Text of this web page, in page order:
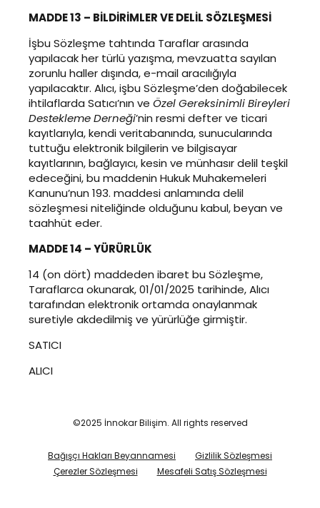
MADDE 13 – BİLDİRİMLER VE DELİL SÖZLEŞMESİ
İşbu Sözleşme tahtında Taraflar arasında
yapılacak her türlü yazışma, mevzuatta sayılan
zorunlu haller dışında, e-mail aracılığıyla
yapılacaktır. Alıcı, işbu Sözleşme’den doğabilecek
ihtilaflarda Satıcı’nın ve Özel Gereksinimli Bireyleri
Destekleme Derneği’nin resmi defter ve ticari
kayıtlarıyla, kendi veritabanında, sunucularında
tuttuğu elektronik bilgilerin ve bilgisayar
kayıtlarının, bağlayıcı, kesin ve münhasır delil teşkil
edeceğini, bu maddenin Hukuk Muhakemeleri
Kanunu’nun 193. maddesi anlamında delil
sözleşmesi niteliğinde olduğunu kabul, beyan ve
taahhüt eder.
MADDE 14 – YÜRÜRLÜK
14 (on dört) maddeden ibaret bu Sözleşme,
Taraflarca okunarak, 01/01/2025 tarihinde, Alıcı
tarafından elektronik ortamda onaylanmak
suretiyle akdedilmiş ve yürürlüğe girmiştir.
SATICI
ALICI
©2025 İnnokar Bilişim. All rights reserved
Bağışçı Hakları Beyannamesi
Gizlilik Sözleşmesi
Çerezler Sözleşmesi
Mesafeli Satış Sözleşmesi